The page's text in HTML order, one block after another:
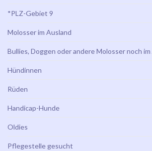
*PLZ-Gebiet 9
Molosser im Ausland
Bullies, Doggen oder andere Molosser noch im
Hündinnen
Rüden
Handicap-Hunde
Oldies
Pflegestelle gesucht